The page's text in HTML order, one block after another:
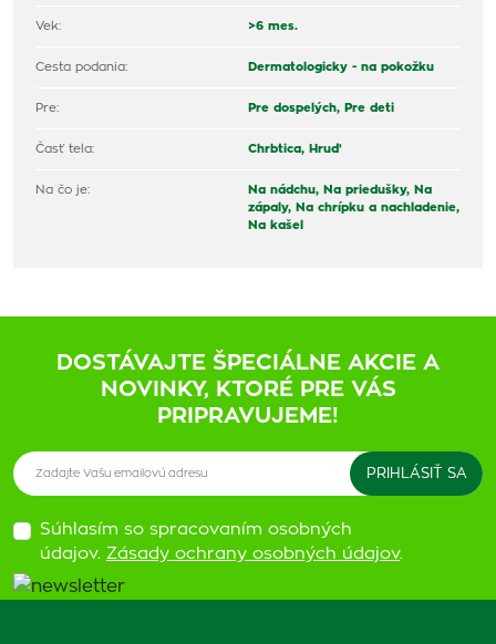
Vek: >6 mes.
Cesta podania: Dermatologicky - na pokožku
Pre: Pre dospelých, Pre deti
Časť tela: Chrbtica, Hruď
Na čo je: Na nádchu, Na priedušky, Na
zápaly, Na chrípku a nachladenie,
Na kašel
DOSTÁVAJTE ŠPECIÁLNE AKCIE A
NOVINKY, KTORÉ PRE VÁS
PRIPRAVUJEME!
Súhlasím so spracovaním osobných
údajov. Zásady ochrany osobných údajov.